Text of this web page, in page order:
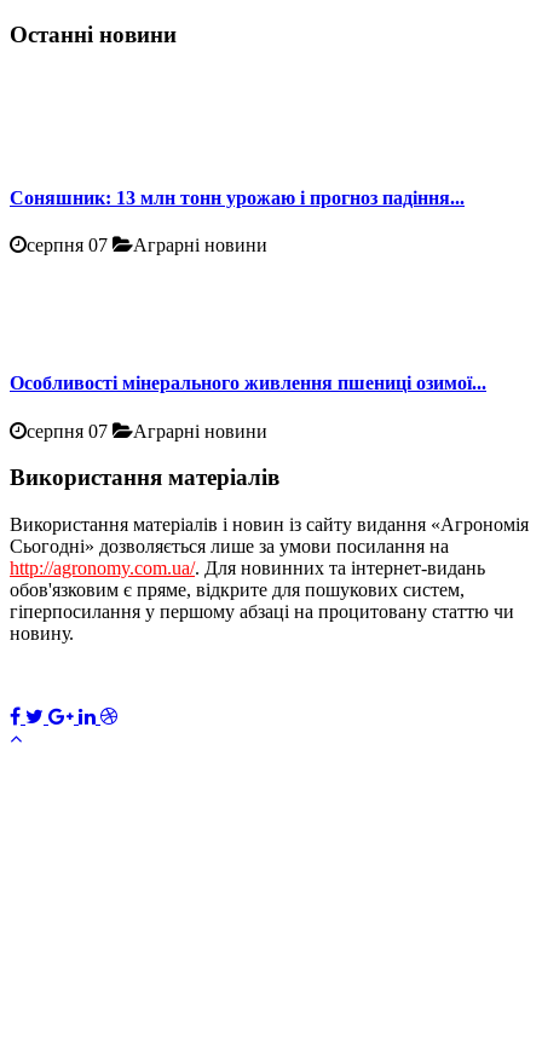
Останні новини
Соняшник: 13 млн тонн урожаю і прогноз падіння...
серпня 07 Аграрні новини
Особливості мінерального живлення пшениці озимої...
серпня 07 Аграрні новини
Використання матеріалів
Використання матеріалів і новин із сайту видання «Агрономія
Сьогодні» дозволяється лише за умови посилання на
http://agronomy.com.ua/. Для новинних та інтернет-видань
обов'язковим є пряме, відкрите для пошукових систем,
гіперпосилання у першому абзаці на процитовану статтю чи
новину.